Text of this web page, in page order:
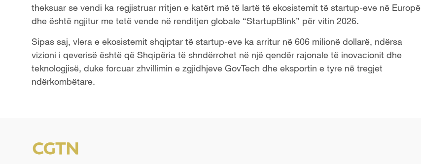
theksuar se vendi ka regjistruar rritjen e katërt më të lartë të ekosistemit të startup-eve në Europë
dhe është ngjitur me tetë vende në renditjen globale “StartupBlink” për vitin 2026.
Sipas saj, vlera e ekosistemit shqiptar të startup-eve ka arritur në 606 milionë dollarë, ndërsa
vizioni i qeverisë është që Shqipëria të shndërrohet në një qendër rajonale të inovacionit dhe
teknologjisë, duke forcuar zhvillimin e zgjidhjeve GovTech dhe eksportin e tyre në tregjet
ndërkombëtare.